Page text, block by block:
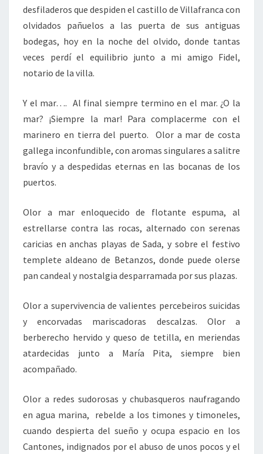
desfiladeros que despiden el castillo de Villafranca con
olvidados pañuelos a las puerta de sus antiguas
bodegas, hoy en la noche del olvido, donde tantas
veces perdí el equilibrio junto a mi amigo Fidel,
notario de la villa.
Y el mar…. Al final siempre termino en el mar. ¿O la
mar? ¡Siempre la mar! Para complacerme con el
marinero en tierra del puerto. Olor a mar de costa
gallega inconfundible, con aromas singulares a salitre
bravío y a despedidas eternas en las bocanas de los
puertos.
Olor a mar enloquecido de flotante espuma, al
estrellarse contra las rocas, alternado con serenas
caricias en anchas playas de Sada, y sobre el festivo
templete aldeano de Betanzos, donde puede olerse
pan candeal y nostalgia desparramada por sus plazas.
Olor a supervivencia de valientes percebeiros suicidas
y encorvadas mariscadoras descalzas. Olor a
berberecho hervido y queso de tetilla, en meriendas
atardecidas junto a María Pita, siempre bien
acompañado.
Olor a redes sudorosas y chubasqueros naufragando
en agua marina, rebelde a los timones y timoneles,
cuando despierta del sueño y ocupa espacio en los
Cantones, indignados por el abuso de unos pocos y el